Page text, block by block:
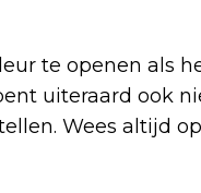
te openen als
uiteraard ook
Wees altijd